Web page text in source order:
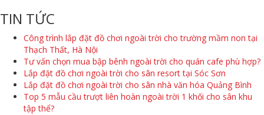
TIN TỨC
Công trình lắp đặt đồ chơi ngoài trời cho trường mầm non tại
Thạch Thất, Hà Nội
Tư vấn chọn mua bập bênh ngoài trời cho quán cafe phù hợp?
Lắp đặt đồ chơi ngoài trời cho sân resort tại Sóc Sơn
Lắp đặt đồ chơi ngoài trời cho sân nhà văn hóa Quảng Bình
Top 5 mẫu cầu trượt liên hoàn ngoài trời 1 khối cho sân khu
tập thể?